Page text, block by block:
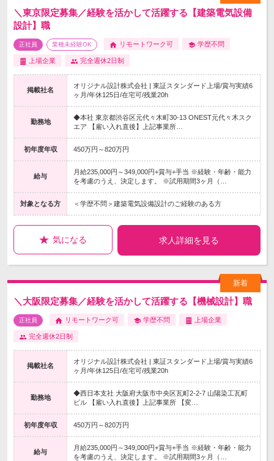
＼東京限定募集／経験を活かして活躍する【建築電気設備
設計】職
正社員 業種未経験OK リモートワーク可 学歴不問
上場企業 完全週休2日制
掲載社名
オリジナル設計株式会社 | 東証スタンダード上場/賞与実績6
ヶ月/年休125日/在宅可/残業20h
勤務地
◆本社 東京都渋谷区元代々木町30-13 ONEST元代々木スク
エア 【雇い入れ直後】上記事業所…
初年度年収 450万円～820万円
給与
月給235,000円～349,000円+賞与+手当 ※経験・年齢・能力
を考慮のうえ、決定します。 ※試用期間3ヶ月（…
対象となる方 ＜学歴不問＞建築電気設備設計のご経験のある方
気になる 求人詳細を見る
＼大阪限定募集／経験を活かして活躍する【機械設計】職
正社員 リモートワーク可 学歴不問 上場企業
完全週休2日制
掲載社名
オリジナル設計株式会社 | 東証スタンダード上場/賞与実績6
ヶ月/年休125日/在宅可/残業20h
勤務地
◆西日本支社 大阪府大阪市中央区瓦町2-2-7 山陽染工瓦町
ビル 【雇い入れ直後】上記事業所 【変…
初年度年収 450万円～820万円
給与
月給235,000円～349,000円+賞与+手当 ※経験・年齢・能力
を考慮のうえ、決定します。 ※試用期間3ヶ月（…